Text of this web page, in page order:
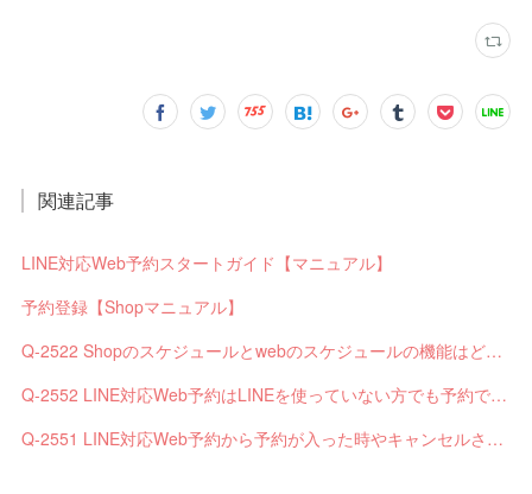
関連記事
LINE対応Web予約スタートガイド【マニュアル】
予約登録【Shopマニュアル】
Q-2522 Shopのスケジュールとwebのスケジュールの機能はどう違いますか？
Q-2552 LINE対応Web予約はLINEを使っていない方でも予約できますか？
Q-2551 LINE対応Web予約から予約が入った時やキャンセルされた時、サロンやお客様へは通知されますか？